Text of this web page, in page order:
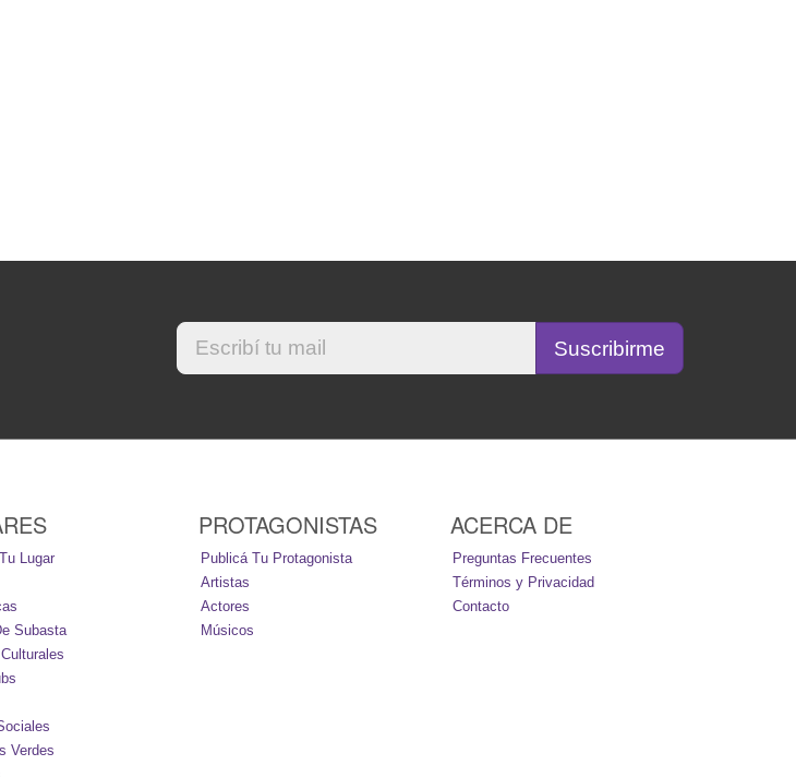
Lugar
Subasta
Verdes
PROTAGONISTAS
Publicá Tu Protagonista
Artistas
Actores
Músicos
ACERCA DE
Preguntas Frecuentes
Términos y Privacidad
Contacto